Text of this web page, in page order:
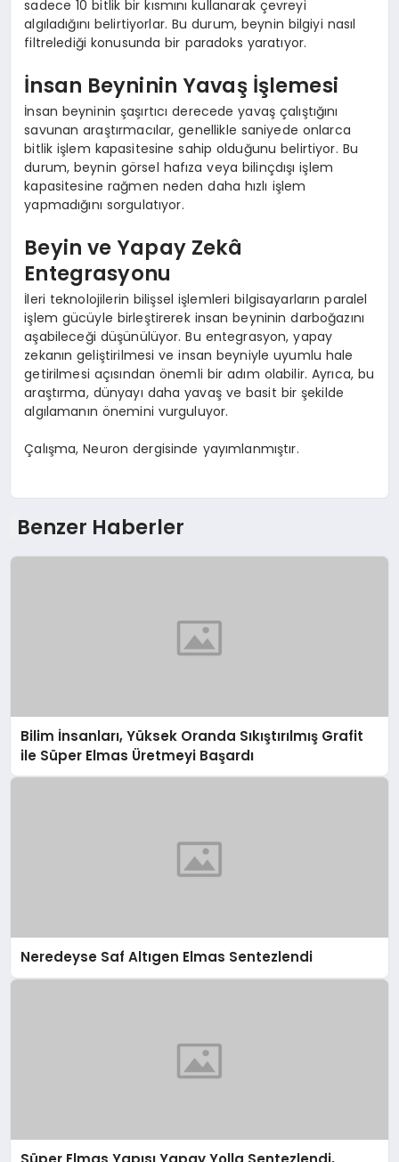
sadece 10 bitlik bir kısmını kullanarak çevreyi
algıladığını belirtiyorlar. Bu durum, beynin bilgiyi nasıl
filtrelediği konusunda bir paradoks yaratıyor.
İnsan Beyninin Yavaş İşlemesi
İnsan beyninin şaşırtıcı derecede yavaş çalıştığını
savunan araştırmacılar, genellikle saniyede onlarca
bitlik işlem kapasitesine sahip olduğunu belirtiyor. Bu
durum, beynin görsel hafıza veya bilinçdışı işlem
kapasitesine rağmen neden daha hızlı işlem
yapmadığını sorgulatıyor.
Beyin ve Yapay Zekâ
Entegrasyonu
İleri teknolojilerin bilişsel işlemleri bilgisayarların paralel
işlem gücüyle birleştirerek insan beyninin darboğazını
aşabileceği düşünülüyor. Bu entegrasyon, yapay
zekanın geliştirilmesi ve insan beyniyle uyumlu hale
getirilmesi açısından önemli bir adım olabilir. Ayrıca, bu
araştırma, dünyayı daha yavaş ve basit bir şekilde
algılamanın önemini vurguluyor.
Çalışma, Neuron dergisinde yayımlanmıştır.
Benzer Haberler
Bilim İnsanları, Yüksek Oranda Sıkıştırılmış Grafit
ile Süper Elmas Üretmeyi Başardı
Neredeyse Saf Altıgen Elmas Sentezlendi